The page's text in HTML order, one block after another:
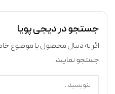
جستجو در دیجی پویا
اگر به دنبال محصول یا موضوع
جستجو نمایید.